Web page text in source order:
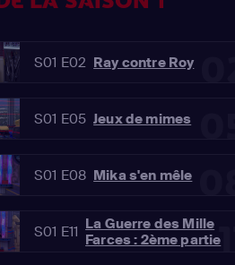
S01 E02 Ray contre Roy
S01 E05 Jeux de mimes
S01 E08 Mika s'en mêle
11
S01 E11 La Guerre des Mille
Farces : 2ème partie